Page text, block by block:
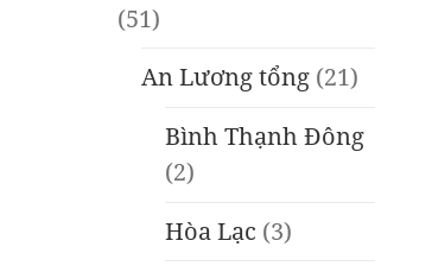
(51)
An Lương tổng (21)
Bình Thạnh Đông
(2)
Hòa Lạc (3)